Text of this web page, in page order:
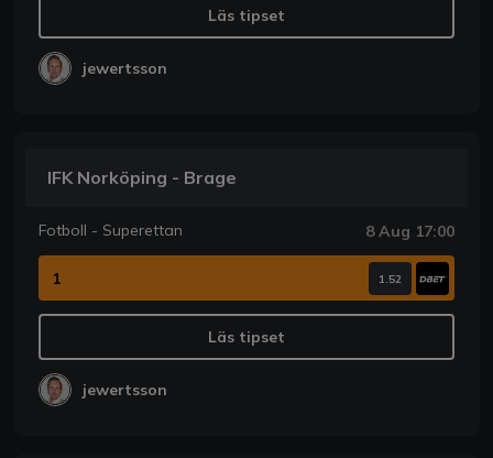
Läs tipset
jewertsson
IFK Norköping - Brage
Fotboll - Superettan 8 Aug 17:00
1 1.52
Läs tipset
jewertsson